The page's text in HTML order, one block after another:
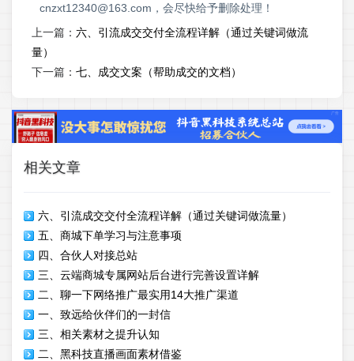
cnzxt12340@163.com，会尽快给予删除处理！
上一篇： 六、引流成交交付全流程详解（通过关键词做流
量）
下一篇： 七、成交文案（帮助成交的文档）
相关文章
六、引流成交交付全流程详解（通过关键词做流量）
五、商城下单学习与注意事项
四、合伙人对接总站
三、云端商城专属网站后台进行完善设置详解
二、聊一下网络推广最实用14大推广渠道
一、致远给伙伴们的一封信
三、相关素材之提升认知
二、黑科技直播画面素材借鉴